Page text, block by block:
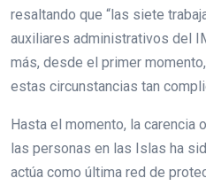
resaltando que “las siete
auxiliares administrativos del
más, desde el primer
estas circunstancias tan
Hasta el momento, la carencia
las personas en las Islas ha
actúa como última red de